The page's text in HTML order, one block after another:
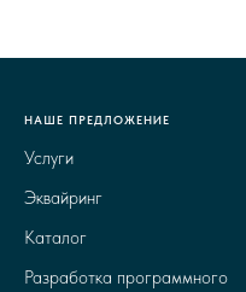
НАШЕ ПРЕДЛОЖЕНИЕ
Услуги
Эквайринг
Каталог
Разработка программного